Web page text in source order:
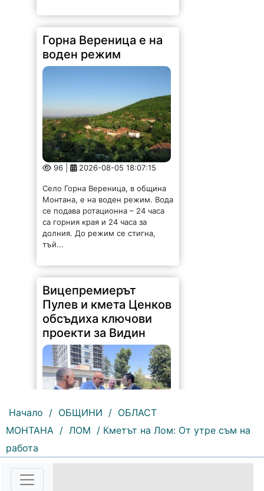
Горна Вереница е на
воден режим
96 | 2026-08-05 18:07:15
Монтана, е на воден режим. Вода
се подава ротационна – 24 часа
са горния края и 24 часа за
долния. До режим се стигна,
тъй...
Вицепремиерът
Пулев и кмета Ценков
обсъдиха ключови
проекти за Видин
Възможностите за привличане на
инвестиции, развитието на
Начало / ОБЩИНИ / ОБЛАСТ
МОНТАНА / ЛОМ / Кметът на Лом: От утре съм на
работа